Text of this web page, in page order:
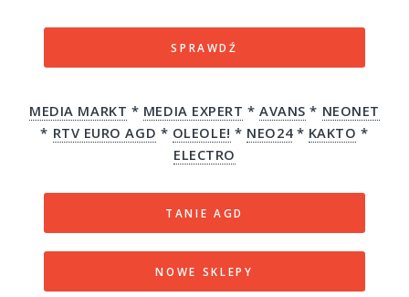
SPRAWDŹ
MEDIA MARKT * MEDIA EXPERT *AVANS * NEONET
* RTV EURO AGD * OLEOLE! * NEO24* KAKTO *
ELECTRO
TANIE AGD
NOWE SKLEPY